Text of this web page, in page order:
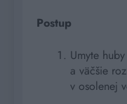
Postup
Umyte
a väčšie
v osolenej